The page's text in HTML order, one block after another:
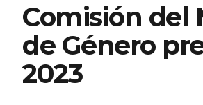
Comisión del
de Género
2023